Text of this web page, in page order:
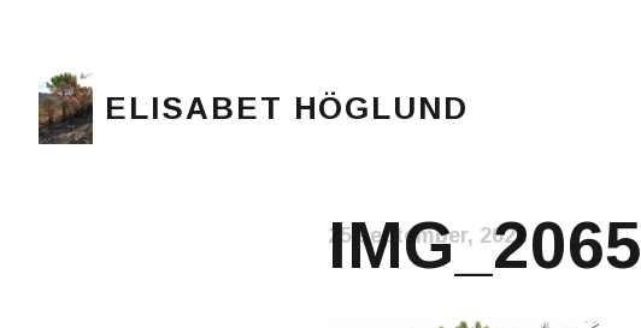
ELISABET HÖGLUND
IMG_2065
25 september, 2021